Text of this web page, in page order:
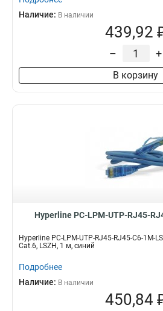
Наличие: В наличии
439,92
– +
В корзину
Hyperline PC-LPM-UTP-RJ45-
Hyperline PC-LPM-UTP-RJ45-RJ45-C6-1M-
Cat.6, LSZH, 1 м, синий
Подробнее
Наличие: В наличии
450,84